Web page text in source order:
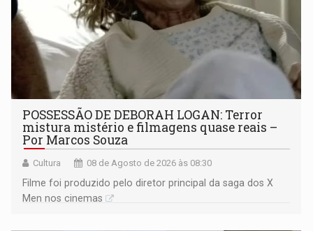
POSSESSÃO DE DEBORAH LOGAN: Terror
mistura mistério e filmagens quase reais –
Por Marcos Souza
Cultura 08 de Agosto de 2026 às 08:30
Filme foi produzido pelo diretor principal da saga dos X
Men nos cinemas